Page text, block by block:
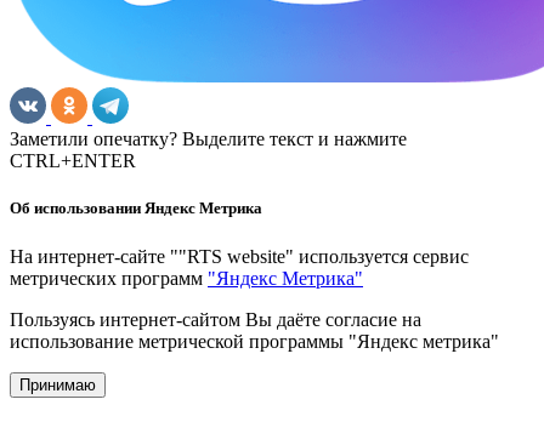
Заметили опечатку? Выделите текст и нажмите
CTRL+ENTER
Об использовании Яндекс Метрика
На интернет-сайте ""RTS website" используется сервис
метрических программ "Яндекс Метрика"
Пользуясь интернет-сайтом Вы даёте согласие на
использование метрической программы "Яндекс метрика"
Принимаю